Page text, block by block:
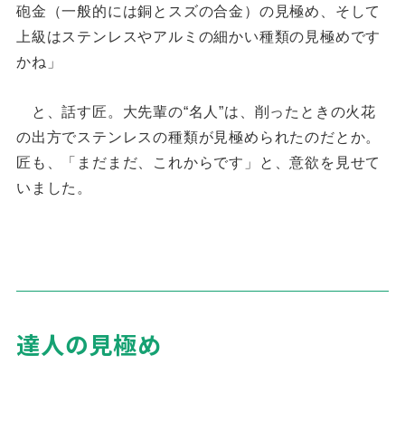
砲金（一般的には銅とスズの合金）の見極め、そして
上級はステンレスやアルミの細かい種類の見極めです
かね」
と、話す匠。大先輩の“名人”は、削ったときの火花
の出方でステンレスの種類が見極められたのだとか。
匠も、「まだまだ、これからです」と、意欲を見せて
いました。
達人の見極め